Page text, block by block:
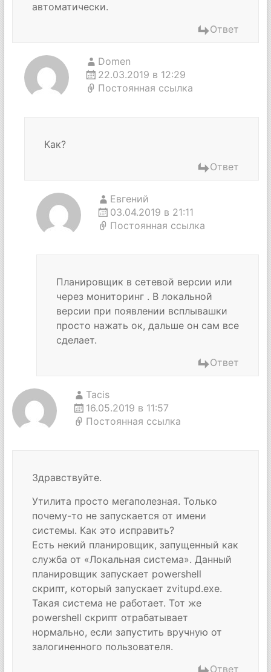
автоматически.
Ответ
Domen
22.03.2019 в 12:29
Постоянная ссылка
Как?
Ответ
Евгений
03.04.2019 в 21:11
Постоянная ссылка
Планировщик в сетевой версии или
через мониторинг . В локальной
версии при появлении всплывашки
просто нажать ок, дальше он сам все
сделает.
Ответ
Tacis
16.05.2019 в 11:57
Постоянная ссылка
Здравствуйте.
Утилита просто мегаполезная. Только
почему-то не запускается от имени
системы. Как это исправить?
Есть некий планировщик, запущенный как
служба от «Локальная система». Данный
планировщик запускает powershell
скрипт, который запускает zvitupd.exe.
Такая система не работает. Тот же
powershell скрипт отрабатывает
нормально, если запустить вручную от
залогиненного пользователя.
Ответ